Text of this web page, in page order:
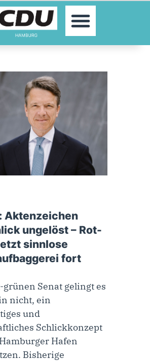
WERDEN!
Aktenzeichen
ungelöst – Rot-
sinnlose
fort
grünen Senat gelingt es
nicht, ein
und
Schlickkonzept
Hafen
Bisherige